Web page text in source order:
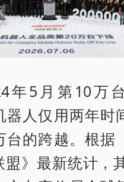
年5月第10万
器人仅用两年时
台的跨越。根据
盟》最新统计，